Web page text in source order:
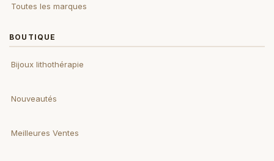
Toutes les marques
BOUTIQUE
Bijoux lithothérapie
Nouveautés
Meilleures Ventes